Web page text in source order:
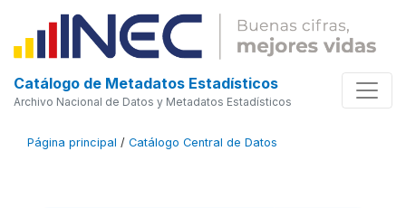
Catálogo de Metadatos Estadísticos
Archivo Nacional de Datos y Metadatos Estadísticos
Página principal / Catálogo Central de Datos